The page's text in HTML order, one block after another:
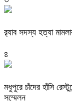
র‌্যাব সদস্য হত্যা
৪
মধুপুরে চাঁদের হাঁসি
সম্মেলন